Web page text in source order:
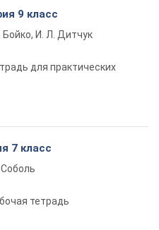
9 класс
Бойко, И. Л. Дитчук
для практических
7 класс
Соболь
тетрадь